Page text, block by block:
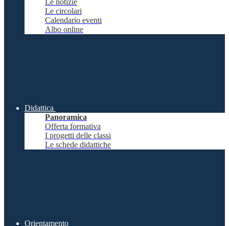
Le notizie
Le circolari
Calendario eventi
Albo online
Didattica
Panoramica
Offerta formativa
I progetti delle classi
Le schede didattiche
Orientamento